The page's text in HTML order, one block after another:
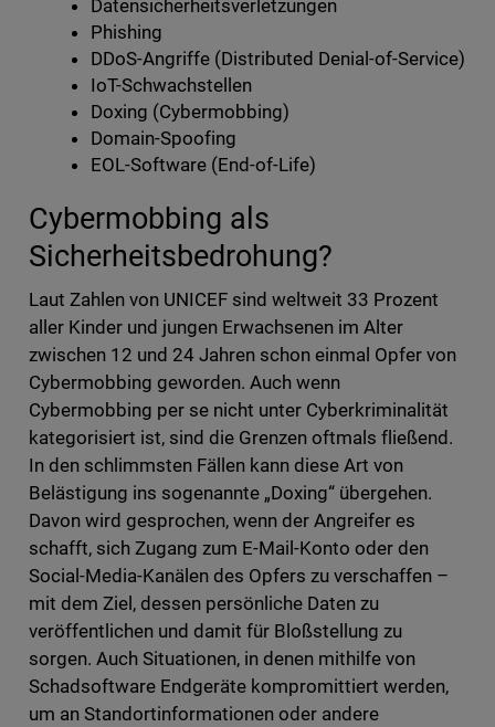
Datensicherheitsverletzungen
Phishing
DDoS-Angriffe (Distributed Denial-of-Service)
IoT-Schwachstellen
Doxing (Cybermobbing)
Domain-Spoofing
EOL-Software (End-of-Life)
Cybermobbing als
Sicherheitsbedrohung?
Laut Zahlen von UNICEF sind weltweit 33 Prozent
aller Kinder und jungen Erwachsenen im Alter
zwischen 12 und 24 Jahren schon einmal Opfer von
Cybermobbing geworden. Auch wenn
Cybermobbing per se nicht unter Cyberkriminalität
kategorisiert ist, sind die Grenzen oftmals fließend.
In den schlimmsten Fällen kann diese Art von
Belästigung ins sogenannte „Doxing“ übergehen.
Davon wird gesprochen, wenn der Angreifer es
schafft, sich Zugang zum E-Mail-Konto oder den
Social-Media-Kanälen des Opfers zu verschaffen –
mit dem Ziel, dessen persönliche Daten zu
veröffentlichen und damit für Bloßstellung zu
sorgen. Auch Situationen, in denen mithilfe von
Schadsoftware Endgeräte kompromittiert werden,
um an Standortinformationen oder andere